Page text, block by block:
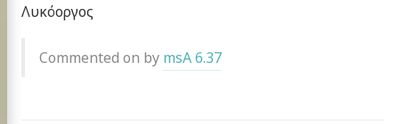
Λυκόοργος
Commented on by msA 6.37